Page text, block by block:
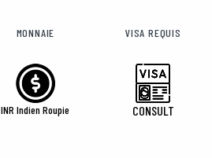
MONNAIE
INR Indien Roupie
VISA REQUIS
CONSULT